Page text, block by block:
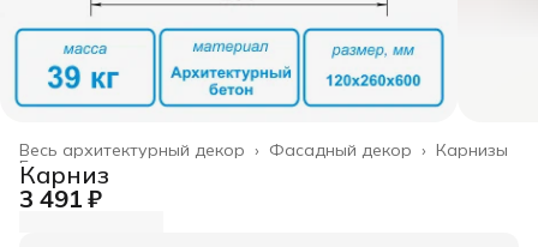
Карнизы
Фасадный декор ›
Весь архитектурный декор ›
Главная ›
Карниз
3 491 ₽